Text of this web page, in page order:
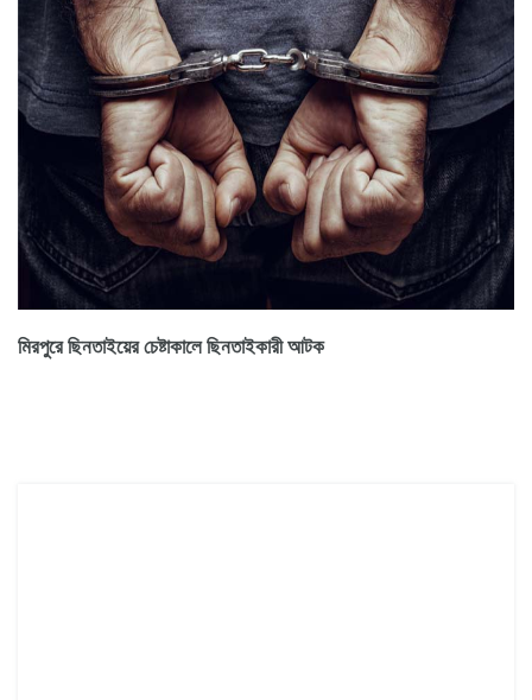
মিরপুরে ছিনতাইয়ের চেষ্টাকালে ছিনতাইকারী আটক